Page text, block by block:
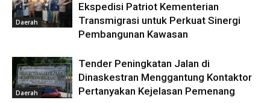
Daerah
Ekspedisi Patriot Kementerian
Transmigrasi untuk Perkuat Sinergi
Pembangunan Kawasan
Daerah
Tender Peningkatan Jalan di
Dinaskestran Menggantung Kontaktor
Pertanyakan Kejelasan Pemenang